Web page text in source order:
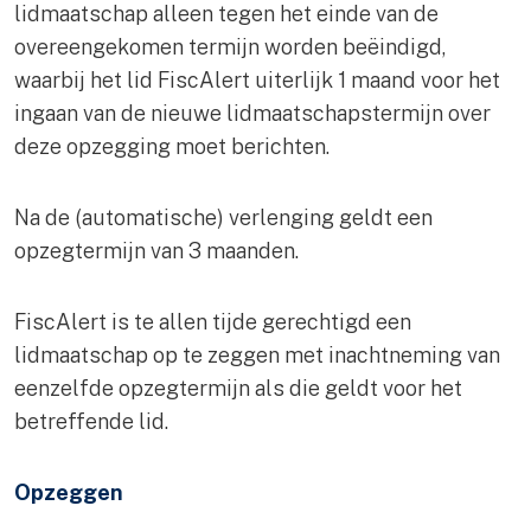
lidmaatschap alleen tegen het einde van de
overeengekomen termijn worden beëindigd,
waarbij het lid FiscAlert uiterlijk 1 maand voor het
ingaan van de nieuwe lidmaatschapstermijn over
deze opzegging moet berichten.
Na de (automatische) verlenging geldt een
opzegtermijn van 3 maanden.
FiscAlert is te allen tijde gerechtigd een
lidmaatschap op te zeggen met inachtneming van
eenzelfde opzegtermijn als die geldt voor het
betreffende lid.
Opzeggen